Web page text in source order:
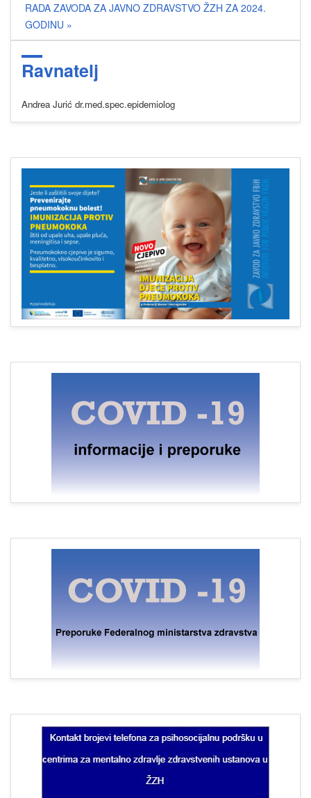
RADA ZAVODA ZA JAVNO ZDRAVSTVO ŽZH ZA 2024.
GODINU »
Ravnatelj
Andrea Jurić dr.med.spec.epidemiolog